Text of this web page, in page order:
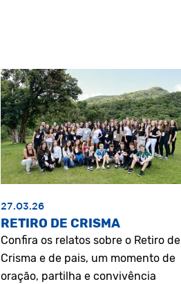
27.03.26
RETIRO DE CRISMA
Confira os relatos sobre o Retiro de
Crisma e de pais, um momento de
oração, partilha e convivência